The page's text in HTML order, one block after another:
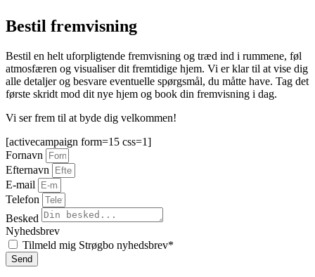
Bestil fremvisning
Bestil en helt uforpligtende fremvisning og træd ind i rummene, føl
atmosfæren og visualiser dit fremtidige hjem. Vi er klar til at vise dig
alle detaljer og besvare eventuelle spørgsmål, du måtte have. Tag det
første skridt mod dit nye hjem og book din fremvisning i dag.
Vi ser frem til at byde dig velkommen!
[activecampaign form=15 css=1]
Fornavn
Efternavn
E-mail
Telefon
Besked
Nyhedsbrev
Tilmeld mig Strøgbo nyhedsbrev*
Send